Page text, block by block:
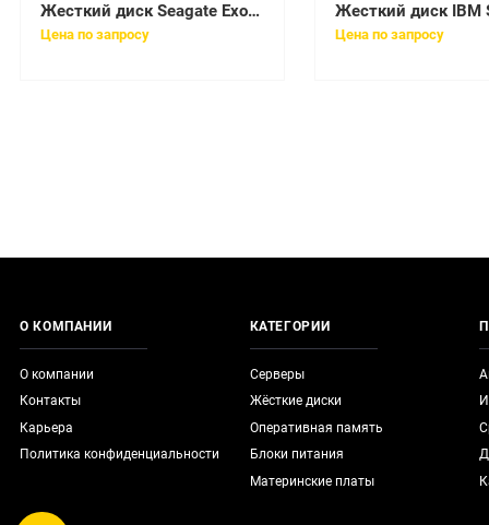
Жесткий диск Seagate Exos 7E8 4Tb U1200 7200 256Mb 12G SED 512n SAS 3,5"(ST4000NM007A)
Цена по запросу Цена по запросу
О КОМПАНИИ
О компании
Контакты
Карьера
Политика конфиденциальности
КАТЕГОРИИ
Серверы
Жёсткие диски
Оперативная память
Блоки питания
Материнские платы